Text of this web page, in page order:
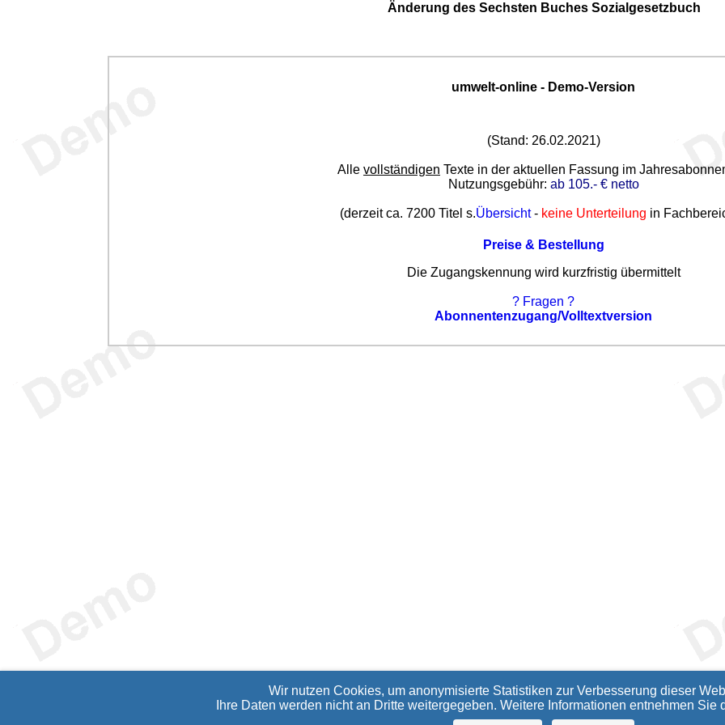
Änderung des Sechsten Buches Sozialgesetzbuch
umwelt-online - Demo-Version
(Stand: 26.02.2021)
Alle vollständigen Texte in der aktuellen Fassung im
Nutzungsgebühr: ab 105.- € netto
(derzeit ca. 7200 Titel s.Übersicht- keine Unterteilung in
Preise & Bestellung
Die Zugangskennung wird kurzfristig übermittelt
? Fragen ?
Abonnentenzugang/Volltextversion
Wir nutzen Cookies, um anonymisierte Statistiken zur Verbesserung dieser
Ihre Daten werden nicht an Dritte weitergegeben. Weitere Informationen entnehmen Sie